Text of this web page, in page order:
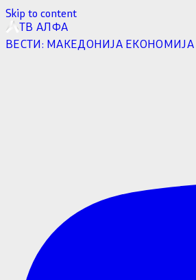
Skip to content
ТВ АЛФА
ВЕСТИ: МАКЕДОНИЈА ЕКОНОМИЈА